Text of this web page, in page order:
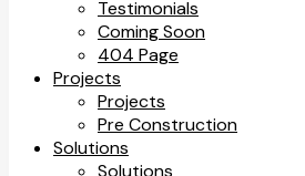
Testimonials
Coming Soon
404 Page
Projects
Projects
Pre Construction
Solutions
Solutions